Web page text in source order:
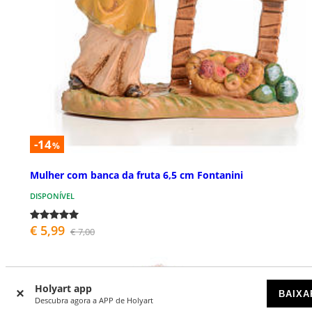
Holyart app
Descubra agora a APP de Holyart
-14%
Mulher com banca da fruta 6,5 cm Fontanini
DISPONÍVEL
€ 5,99 € 7,00